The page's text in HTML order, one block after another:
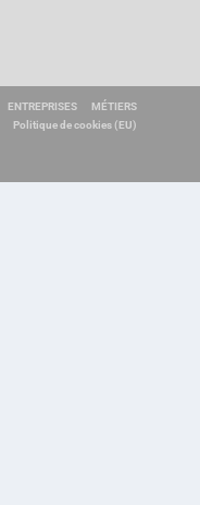
ENTREPRISES
MÉTIERS
Politique de cookies (EU)